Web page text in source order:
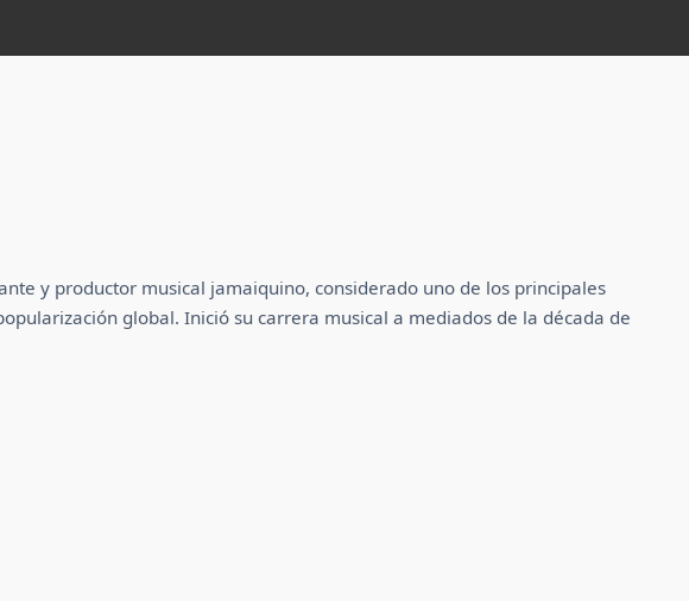
y productor musical jamaiquino, considerado uno de los principales
global. Inició su carrera musical a mediados de la década de